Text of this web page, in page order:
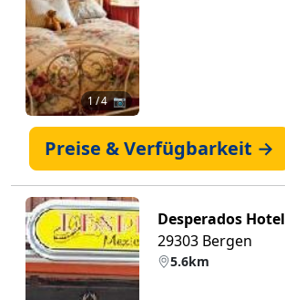
1/ 4 📷
Preise & Verfügbarkeit →
Desperados Hotel
29303 Bergen
5.6km